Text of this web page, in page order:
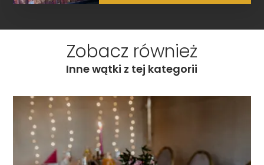
Zobacz również
Inne wątki z tej kategorii